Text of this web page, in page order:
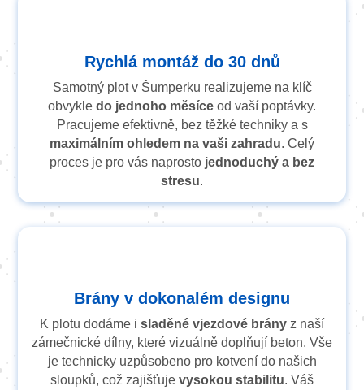
Rychlá montáž do 30 dnů
Samotný plot v Šumperku realizujeme na klíč
obvykle do jednoho měsíce od vaší poptávky.
Pracujeme efektivně, bez těžké techniky a s
maximálním ohledem na vaši zahradu. Celý
proces je pro vás naprosto jednoduchý a bez
stresu.
Brány v dokonalém designu
K plotu dodáme i sladěné vjezdové brány z naší
zámečnické dílny, které vizuálně doplňují beton. Vše
je technicky uzpůsobeno pro kotvení do našich
sloupků, což zajišťuje vysokou stabilitu. Váš